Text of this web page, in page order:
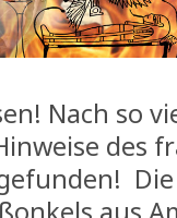
Nach so
des
aus